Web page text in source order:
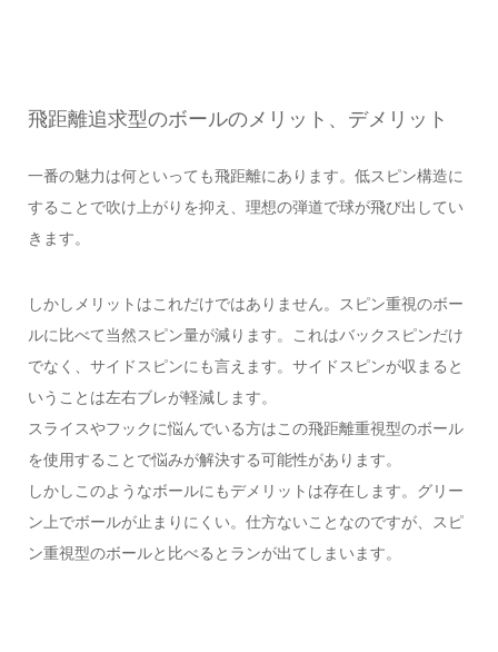
飛距離追求型のボールのメリット、デメリット
一番の魅力は何といっても飛距離にあります。低スピン構造に
することで吹け上がりを抑え、理想の弾道で球が飛び出してい
きます。
しかしメリットはこれだけではありません。スピン重視のボー
ルに比べて当然スピン量が減ります。これはバックスピンだけ
でなく、サイドスピンにも言えます。サイドスピンが収まると
いうことは左右ブレが軽減します。
スライスやフックに悩んでいる方はこの飛距離重視型のボール
を使用することで悩みが解決する可能性があります。
しかしこのようなボールにもデメリットは存在します。グリー
ン上でボールが止まりにくい。仕方ないことなのですが、スピ
ン重視型のボールと比べるとランが出てしまいます。